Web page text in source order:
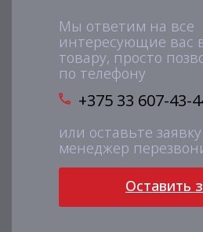
Мы ответим на все
интересующие вас
товару, просто
по телефону
+375 33 607-43-
или оставьте
менеджер
Оставить